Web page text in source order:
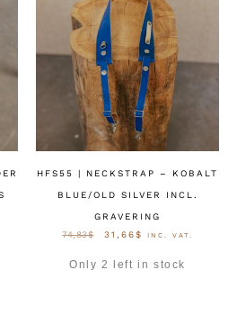
HFS55 | NECKSTRAP – KOBALT
BLUE/OLD SILVER INCL.
GRAVERING
74,83$ 31,66$ INC. VAT.
Only 2 left in stock